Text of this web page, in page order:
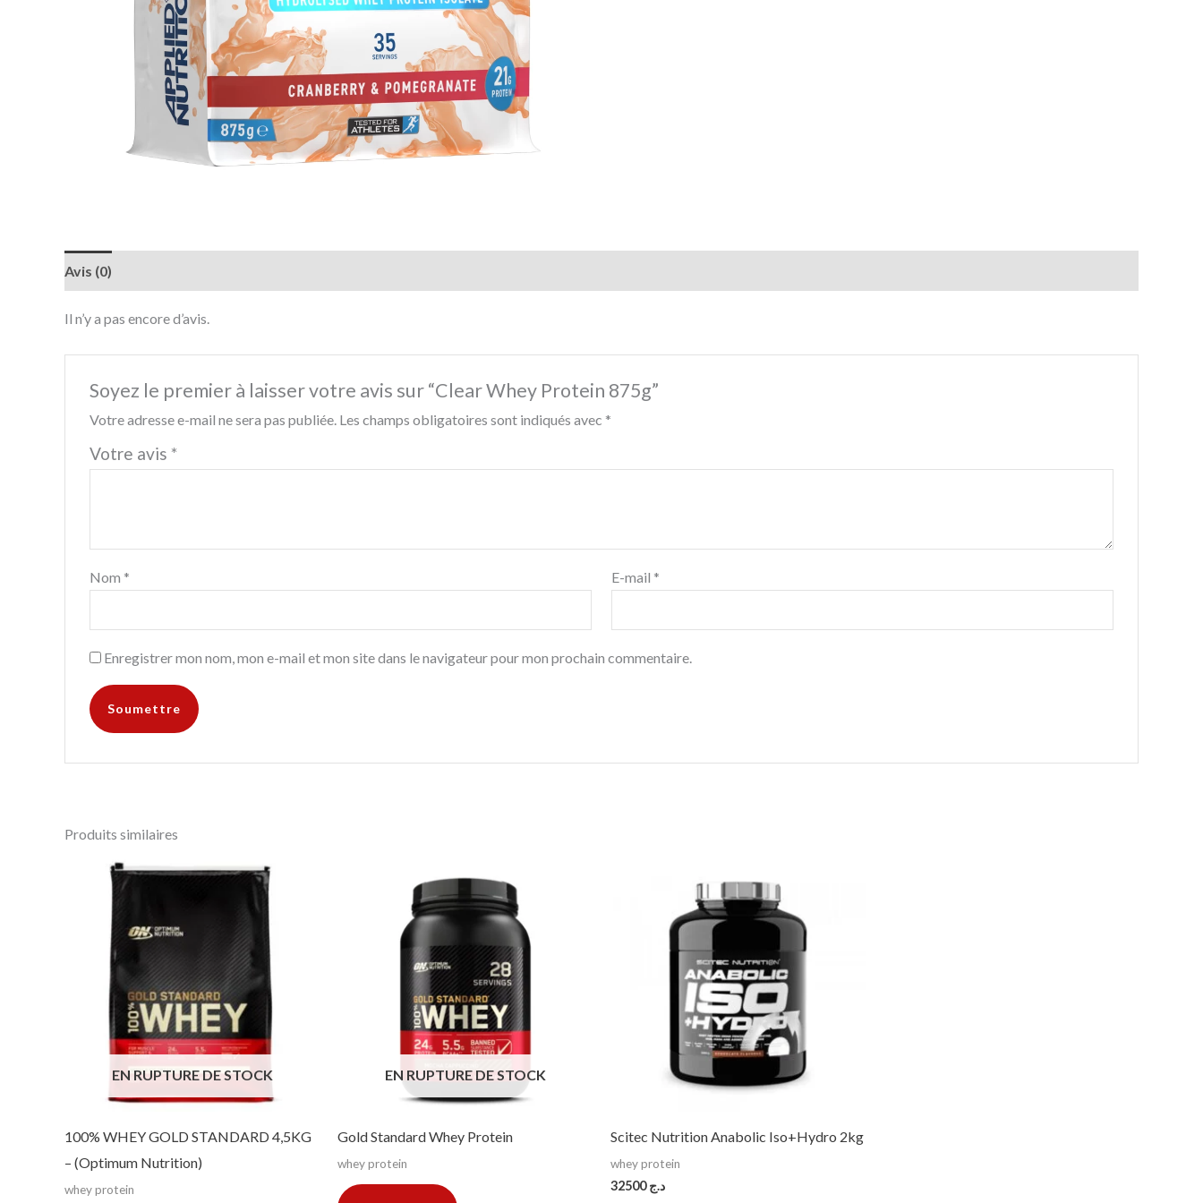
Avis (0)
Il n’y a pas encore d’avis.
Soyez le premier à laisser votre avis sur “Clear Whey Protein 875g”
Votre adresse e-mail ne sera pas publiée. Les champs obligatoires sont indiqués avec *
Votre avis *
Nom * E-mail *
Enregistrer mon nom, mon e-mail et mon site dans le navigateur pour mon prochain commentaire.
Produits similaires
EN RUPTURE DE STOCK
100% WHEY GOLD STANDARD 4,5KG
– (Optimum Nutrition)
whey protein
EN RUPTURE DE STOCK
Gold Standard Whey Protein
whey protein
Scitec Nutrition Anabolic Iso+Hydro 2kg
whey protein
د.ج32500